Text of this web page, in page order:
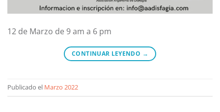
12 de Marzo de 9 am a 6 pm
CONTINUAR LEYENDO →
Publicado el Marzo 2022